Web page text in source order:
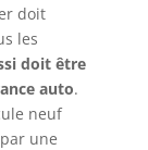
doit
les
doit être
auto.
neuf
une